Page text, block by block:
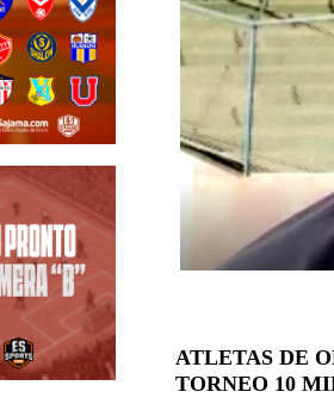
ATLETAS DE
TORNEO 10